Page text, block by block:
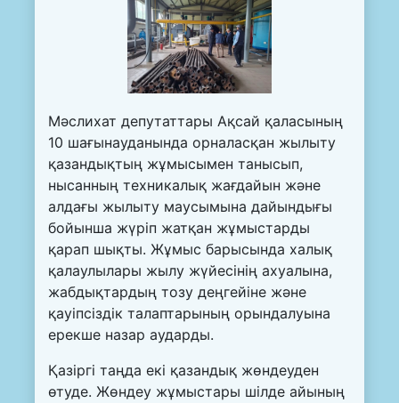
Мәслихат депутаттары Ақсай қаласының
10 шағынауданында орналасқан жылыту
қазандықтың жұмысымен танысып,
нысанның техникалық жағдайын және
алдағы жылыту маусымына дайындығы
бойынша жүріп жатқан жұмыстарды
қарап шықты. Жұмыс барысында халық
қалаулылары жылу жүйесінің ахуалына,
жабдықтардың тозу деңгейіне және
қауіпсіздік талаптарының орындалуына
ерекше назар аударды.
Қазіргі таңда екі қазандық жөндеуден
өтуде. Жөндеу жұмыстары шілде айының